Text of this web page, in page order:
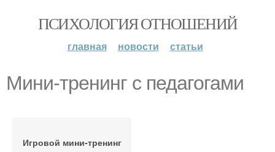
ПСИХОЛОГИЯ ОТНОШЕНИЙ
главная новости статьи
Мини-тренинг с педагогами
Игровой мини-тренинг